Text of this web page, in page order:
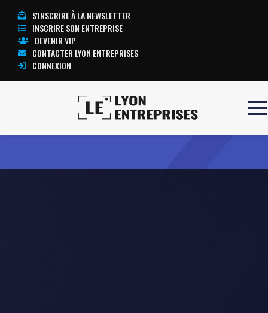
S'INSCRIRE À LA NEWSLETTER
INSCRIRE SON ENTREPRISE
DEVENIR VIP
CONTACTER LYON ENTREPRISES
CONNEXION